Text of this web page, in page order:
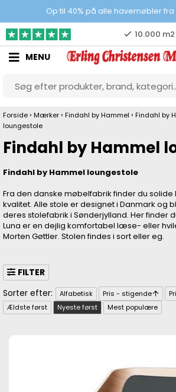
Op til 40% på alle havemøbler fra
10.000
Gratis & gode
MENU
Forside › Mærker › Findahl by Hammel › Findahl by
loungestole
Findahl by Hammel
Findahl by Hammel loungestole
Fra den danske møbelfabrik finder du solide
kvalitet. Alle stole er designet i Danmark og
deres stolefabrik i Sønderjylland. Her finder
Luna er en dejlig komfortabel læse- eller
Morten Gøttler. Stolen findes i sort eller eg.
FILTER
Alfabetisk Pris - stigende
Ældste først
Nyeste først Mest populære